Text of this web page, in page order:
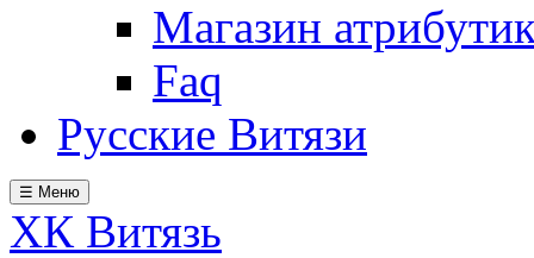
Магазин
Faq
Русские Витязи
☰ Меню
ХК Витязь